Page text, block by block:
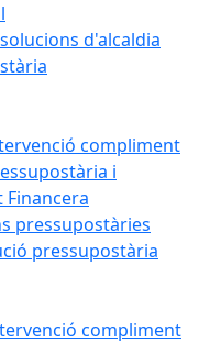
d'alcaldia
compliment
i
pressupostàries
pressupostària
compliment